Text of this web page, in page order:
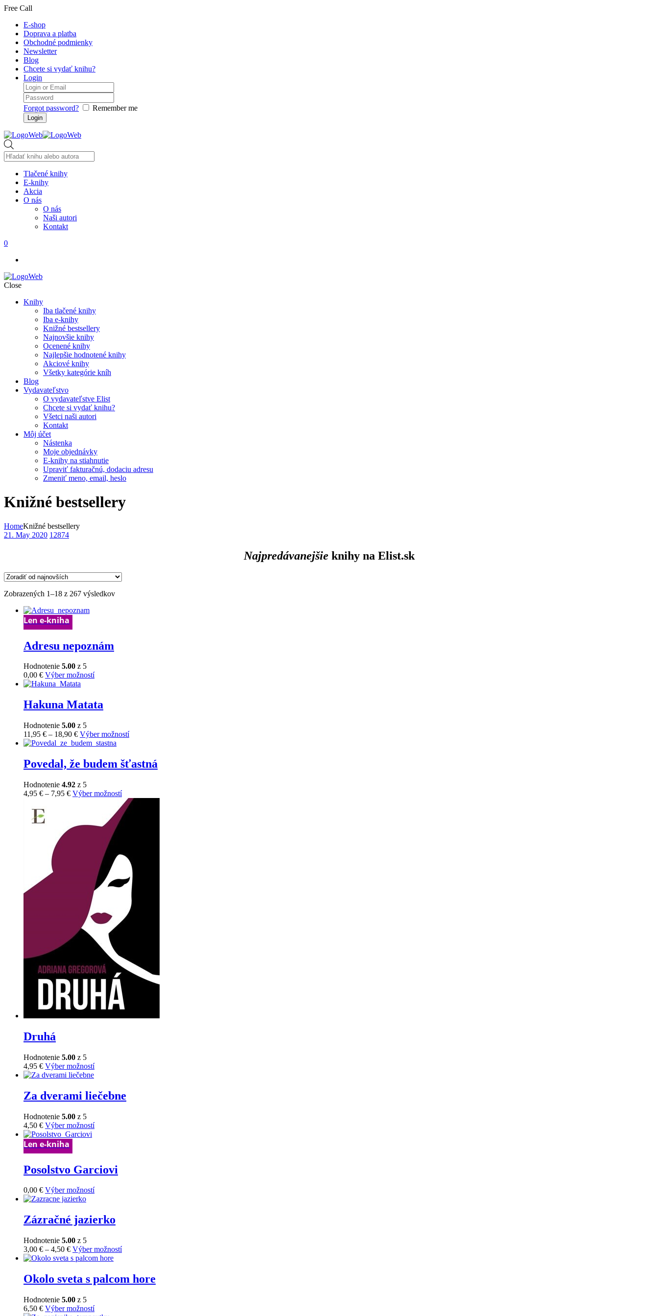
Free Call
E-shop
Doprava a platba
Obchodné podmienky
Newsletter
Blog
Chcete si vydať knihu?
Login
Forgot password? Remember me
search
Tlačené knihy
E-knihy
Akcia
O nás
O nás
Naši autori
Kontakt
0
Close
Knihy
Iba tlačené knihy
Iba e-knihy
Knižné bestsellery
Najnovšie knihy
Ocenené knihy
Najlepšie hodnotené knihy
Akciové knihy
Všetky kategórie kníh
Blog
Vydavateľstvo
O vydavateľstve Elist
Chcete si vydať knihu?
Všetci naši autori
Kontakt
Môj účet
Nástenka
Moje objednávky
E-knihy na stiahnutie
Upraviť fakturačnú, dodaciu adresu
Zmeniť meno, email, heslo
Knižné bestsellery
HomeKnižné bestsellery
21. May 2020 12874
Najpredávanejšie knihy na Elist.sk
Zobrazených 1–18 z 267 výsledkovZoradené
Len e-kniha
Adresu nepoznám
Hodnotenie 5.00 z 5
0,00 € Výber možnostíTento
viacero
variantov.
môžete
vybrať
stránke
produktu.
Hakuna Matata
Hodnotenie 5.00 z 5
11,95 € – 18,90 €Price
range:
through
18,90 €
Výber možnostíTento
viacero
variantov.
vybrať
Povedal, že budem šťastná
Hodnotenie 4.92 z 5
4,95 € – 7,95 €Price
7,95 €
Výber možnostíTento
produkt
má
viacero
môžete
vybrať
stránke
produktu.
Druhá
Hodnotenie 5.00 z 5
4,95 € Výber možnostíTento
viacero
variantov.
môžete
Za dverami liečebne
Hodnotenie 5.00 z 5
4,50 € Výber možnostíTento
Možnosti
si
môžete
vybrať
produktu.
Len e-kniha
Posolstvo Garciovi
0,00 € Výber možnostíTento
viacero
variantov.
môžete
vybrať
stránke
produktu.
Zázračné jazierko
Hodnotenie 5.00 z 5
3,00 € – 4,50 €Price
range:
through
4,50 €
Výber možnostíTento
viacero
variantov.
Okolo sveta s palcom hore
Hodnotenie 5.00 z 5
6,50 € Výber možnostíTento